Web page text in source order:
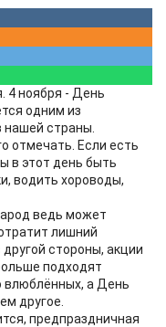
4 ноября - День
одним из
страны.
отмечать. Если есть
в этот день быть
водить хороводы,
ведь может
лишний
стороны, акции
подходят
влюблённых, а День
другое.
предпраздничная